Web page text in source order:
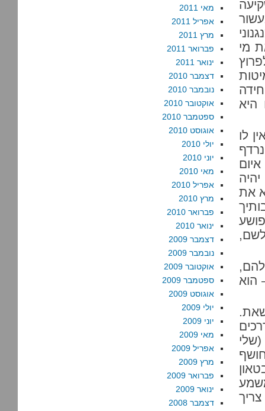
מי
היא
לו
את
הוא
מאי 2011
אפריל 2011
מרץ 2011
פברואר 2011
ינואר 2011
דצמבר 2010
נובמבר 2010
אוקטובר 2010
ספטמבר 2010
אוגוסט 2010
יולי 2010
יוני 2010
מאי 2010
אפריל 2010
מרץ 2010
פברואר 2010
ינואר 2010
דצמבר 2009
נובמבר 2009
אוקטובר 2009
ספטמבר 2009
אוגוסט 2009
יולי 2009
יוני 2009
מאי 2009
אפריל 2009
מרץ 2009
פברואר 2009
ינואר 2009
דצמבר 2008